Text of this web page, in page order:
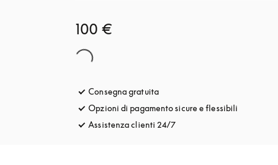
100 €
Consegna gratuitasi apre in una nuova finestra
Opzioni di pagamento sicure e flessibili
Assistenza clienti 24/7